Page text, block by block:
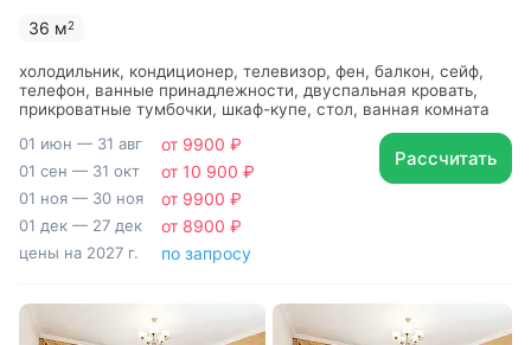
36 м2
холодильник, кондиционер, телевизор, фен, балкон, сейф,
телефон, ванные принадлежности, двуспальная кровать,
прикроватные тумбочки, шкаф-купе, стол, ванная комната
01 июн — 31 авг
от 9900 ₽
01 сен — 31 окт от 10 900 ₽
01 ноя — 30 ноя от 9900 ₽
01 дек — 27 дек от 8900 ₽
цены на 2027 г. по запросу
Рассчитать